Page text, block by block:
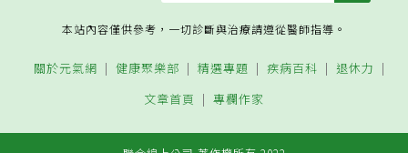
本站內容僅供參考，一切診斷與治療請遵從醫師指導。
關於元氣網 健康聚樂部 精選專題 疾病百科
退休力
文章首頁
專欄作家